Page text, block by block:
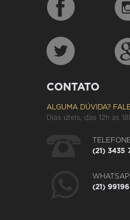
CONTATO
ALGUMA DÚVIDA?
Dias úteis, das 12h às
TELEFONE
(21) 3435
(21) 99196